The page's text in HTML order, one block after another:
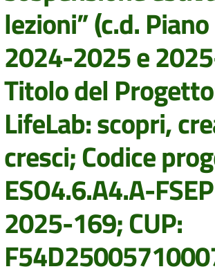
lezioni” (c.d.
2024-2025 e
Titolo del
LifeLab: scopri,
cresci; Codice
ESO4.6.A4.A-
2025-169; CUP: